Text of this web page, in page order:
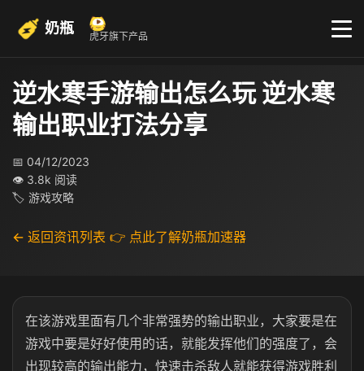
奶瓶 虎牙旗下产品
逆水寒手游输出怎么玩 逆水寒
输出职业打法分享
📅 04/12/2023
👁 3.8k 阅读
🏷 游戏攻略
← 返回资讯列表 👉 点此了解奶瓶加速器
在该游戏里面有几个非常强势的输出职业，大家要是在
游戏中要是好好使用的话，就能发挥他们的强度了，会
出现较高的输出能力，快速击杀敌人就能获得游戏胜利